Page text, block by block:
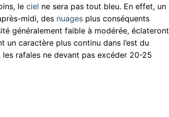
le ciel ne sera pas tout bleu. En effet, un
midi, des nuages plus conséquents
généralement faible à modérée, éclateront
un caractère plus continu dans l’est du
rafales ne devant pas excéder 20-25